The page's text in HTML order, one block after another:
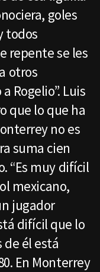
goles
todos
repente se les
otros
Rogelio”. Luis
que lo que ha
no es
suma cien
“Es muy difícil
mexicano,
jugador
difícil que lo
de él está
En Monterrey